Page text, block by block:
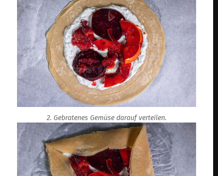
2. Gebratenes Gemüse darauf verteilen.